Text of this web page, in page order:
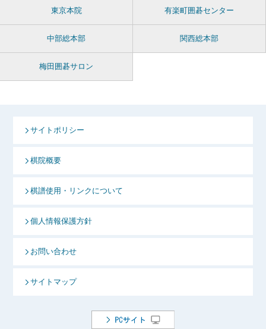
東京本院 有楽町囲碁センター
中部総本部 関西総本部
梅田囲碁サロン
サイトポリシー
棋院概要
棋譜使用・リンクについて
個人情報保護方針
お問い合わせ
サイトマップ